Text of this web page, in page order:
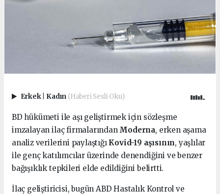
Erkek Kadın (Haberi Sesli Oku)
BD hükümeti ile aşı geliştirmek için sözleşme
imzalayan ilaç firmalarından Moderna, erken aşama
analiz verilerini paylaştığı Kovid-19 aşısının, yaşlılar
ile genç katılımcılar üzerinde denendiğini ve benzer
bağışıklık tepkileri elde edildiğini belirtti.
İlaç geliştiricisi, bugün ABD Hastalık Kontrol ve